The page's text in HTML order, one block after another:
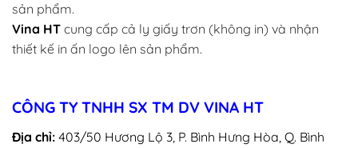
sản phẩm.
Vina HT cung cấp cả ly giấy trơn (không in) và nhận
thiết kế in ấn logo lên sản phẩm.
CÔNG TY TNHH SX TM DV VINA HT
Địa chỉ: 403/50 Hương Lộ 3, P. Bình Hưng Hòa, Q. Bình